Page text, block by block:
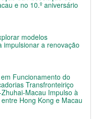
e no 10.º aniversário
modelos
impulsionar a renovação
Funcionamento do
Transfronteiriço
Macau Impulso à
Hong Kong e Macau